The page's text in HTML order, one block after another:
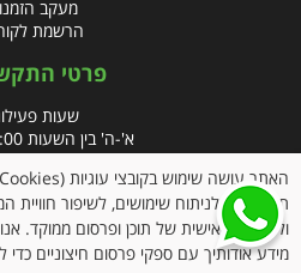
מעקב
הרשמת
פרטי
שעות
א'-ה' בין השעות 10:00-17:00
טלפון:
פקס: 09-8666832
אימייל:
תפעוליים, לניתוח שימושים, לשיפור
ולהתאמה אישית של תוכן ופרסום ממוקד.
מידע אודותיך עם ספקי פרסום חיצוניים כדי